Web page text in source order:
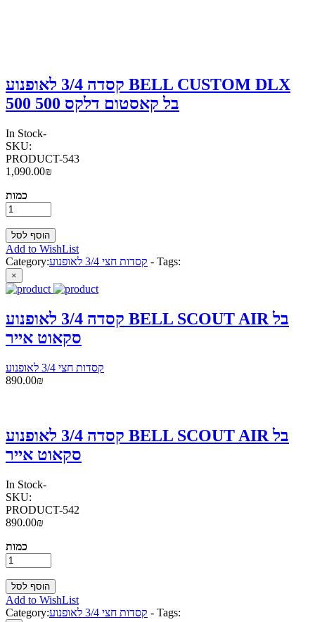
קסדה 3/4 לאופנוע BELL CUSTOM DLX
500 בל קאסטום דלקס 500
In Stock-
SKU:
PRODUCT-543
1,090.00₪
כמות
Add to WishList
Category:
קסדות חצי 3/4 לאופנוע - Tags:
×
קסדה 3/4 לאופנוע BELL SCOUT AIR בל
סקאוט אייר
קסדות חצי 3/4 לאופנוע
890.00₪
קסדה 3/4 לאופנוע BELL SCOUT AIR בל
סקאוט אייר
In Stock-
SKU:
PRODUCT-542
890.00₪
כמות
Add to WishList
Category:
קסדות חצי 3/4 לאופנוע - Tags: